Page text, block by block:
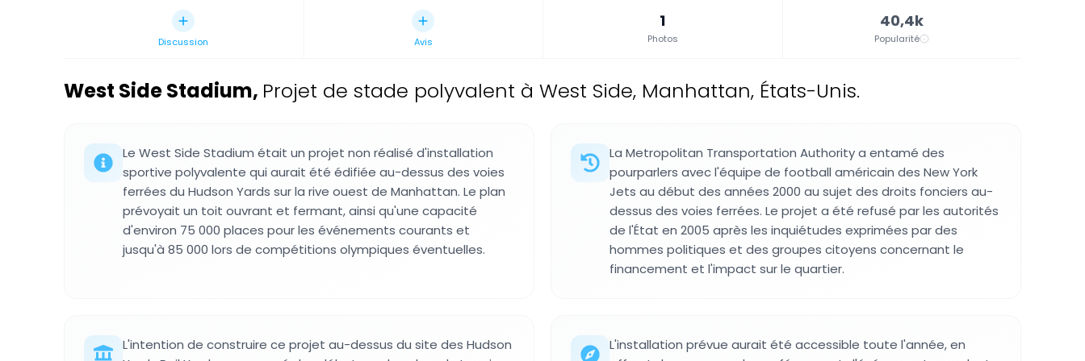
Discussion Avis
1
Photos
40,4k
Popularité
West Side Stadium, Projet de stade polyvalent à West Side, Manhattan, États-Unis.
Le West Side Stadium était un projet non réalisé d'installation
sportive polyvalente qui aurait été édifiée au-dessus des voies
ferrées du Hudson Yards sur la rive ouest de Manhattan. Le plan
prévoyait un toit ouvrant et fermant, ainsi qu'une capacité
d'environ 75 000 places pour les événements courants et
jusqu'à 85 000 lors de compétitions olympiques éventuelles.
La Metropolitan Transportation Authority a entamé des
pourparlers avec l'équipe de football américain des New York
Jets au début des années 2000 au sujet des droits fonciers au-
dessus des voies ferrées. Le projet a été refusé par les autorités
de l'État en 2005 après les inquiétudes exprimées par des
hommes politiques et des groupes citoyens concernant le
financement et l'impact sur le quartier.
L'intention de construire ce projet au-dessus du site des Hudson
L'installation prévue aurait été accessible toute l'année, en